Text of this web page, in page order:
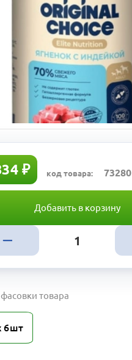
₽ код товара: 73280
Добавить в корзину
товара
6шт